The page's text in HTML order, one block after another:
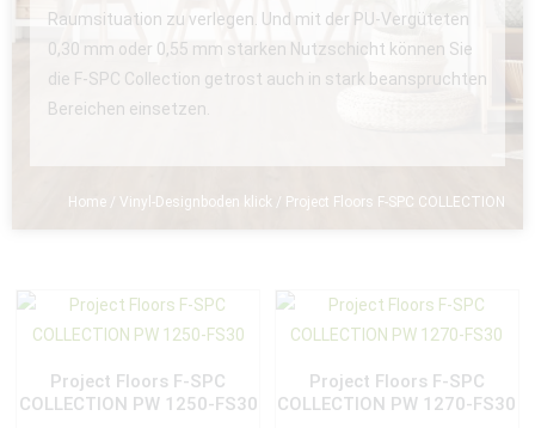
Raumsituation zu verlegen. Und mit der PU-Vergüteten
0,30 mm oder 0,55 mm starken Nutzschicht können Sie
die F-SPC Collection getrost auch in stark beanspruchten
Bereichen einsetzen.
Home / Vinyl-Designboden klick / Project Floors F-SPC COLLECTION
Project Floors F-SPC
COLLECTION PW 1250-FS30
Project Floors F-SPC
COLLECTION PW 1270-FS30